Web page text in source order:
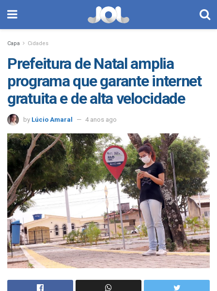
Capa Cidades
Prefeitura de Natal amplia
programa que garante internet
gratuita e de alta velocidade
by Lúcio Amaral 4 anos ago